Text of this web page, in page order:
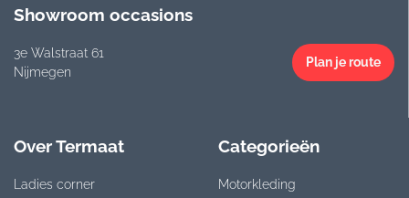
Showroom occasions
3e Walstraat 61
Nijmegen
Plan je route
Over Termaat
Ladies corner
Categorieën
Motorkleding